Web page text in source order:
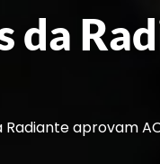
da
aprovam